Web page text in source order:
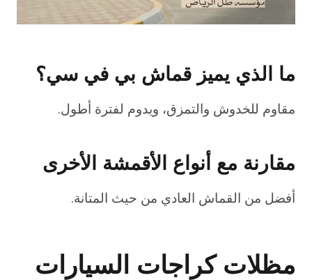
ما الذي يميز قماش بي في سي؟
مقاوم للخدوش والتمزق، ويدوم لفترة أطول.
مقارنة مع أنواع الأقمشة الأخرى
أفضل من القماش العادي من حيث المتانة.
مظلات كراجات السيارات